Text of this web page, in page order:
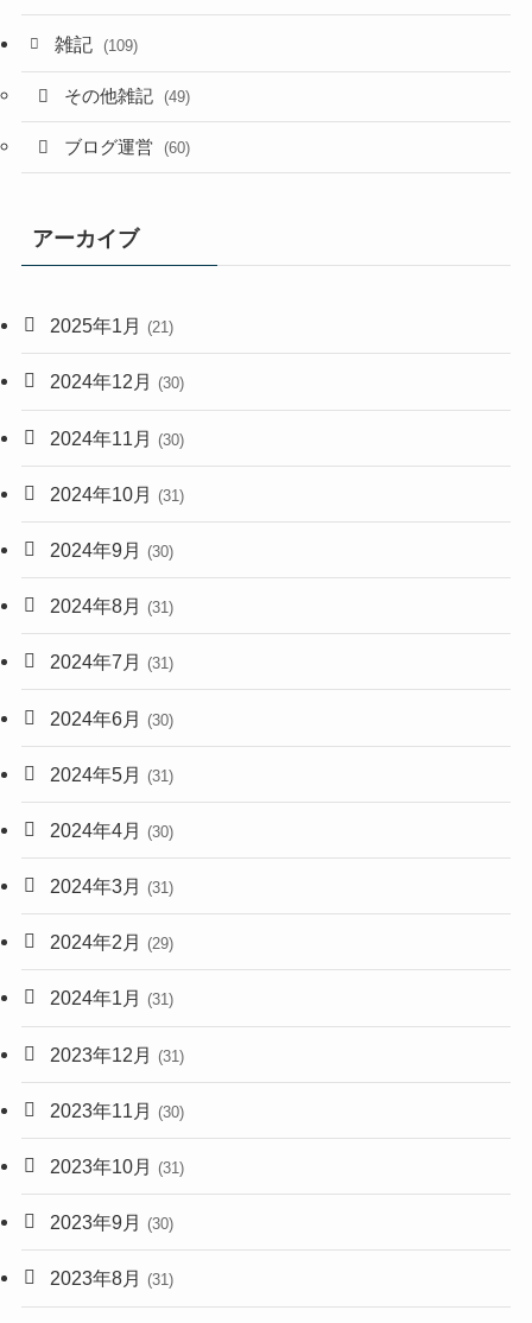
雑記 (109)
その他雑記 (49)
ブログ運営 (60)
アーカイブ
2025年1月 (21)
2024年12月 (30)
2024年11月 (30)
2024年10月 (31)
2024年9月 (30)
2024年8月 (31)
2024年7月 (31)
2024年6月 (30)
2024年5月 (31)
2024年4月 (30)
2024年3月 (31)
2024年2月 (29)
2024年1月 (31)
2023年12月 (31)
2023年11月 (30)
2023年10月 (31)
2023年9月 (30)
2023年8月 (31)